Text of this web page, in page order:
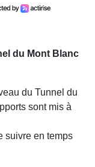
du Mont Blanc
du Tunnel du
sont mis à
suivre en temps